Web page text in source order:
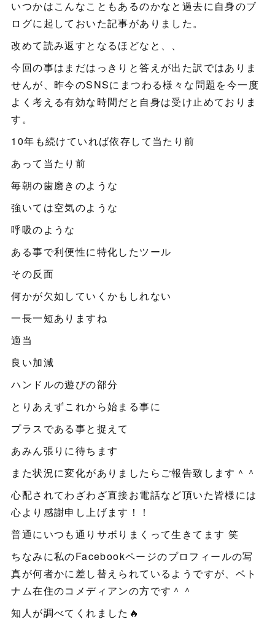
いつかはこんなこともあるのかなと過去に自身のブ
ログに起しておいた記事がありました。
改めて読み返すとなるほどなと、、
今回の事はまだはっきりと答えが出た訳ではありま
せんが、昨今のSNSにまつわる様々な問題を今一度
よく考える有効な時間だと自身は受け止めておりま
す。
10年も続けていれば依存して当たり前
あって当たり前
毎朝の歯磨きのような
強いては空気のような
呼吸のような
ある事で利便性に特化したツール
その反面
何かが欠如していくかもしれない
一長一短ありますね
適当
良い加減
ハンドルの遊びの部分
とりあえずこれから始まる事に
プラスである事と捉えて
あみん張りに待ちます
また状況に変化がありましたらご報告致します＾＾
心配されてわざわざ直接お電話など頂いた皆様には
心より感謝申し上げます！！
普通にいつも通りサボりまくって生きてます 笑
ちなみに私のFacebookページのプロフィールの写
真が何者かに差し替えられているようですが、ベト
ナム在住のコメディアンの方です＾＾
知人が調べてくれました🔥